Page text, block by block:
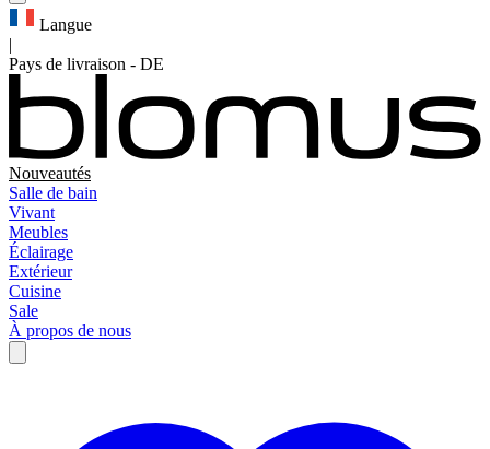
Langue
|
Pays de livraison - DE
Nouveautés
Salle de bain
Vivant
Meubles
Éclairage
Extérieur
Cuisine
Sale
À propos de nous